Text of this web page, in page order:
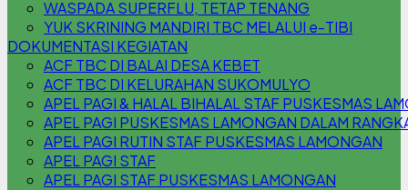
WASPADA SUPERFLU, TETAP TENANG
YUK SKRINING MANDIRI TBC MELALUI e-TIBI
DOKUMENTASI KEGIATAN
ACF TBC DI BALAI DESA KEBET
ACF TBC DI KELURAHAN SUKOMULYO
APEL PAGI & HALAL BIHALAL STAF PUSKESMAS
APEL PAGI PUSKESMAS LAMONGAN DALAM
APEL PAGI RUTIN STAF PUSKESMAS LAMONGAN
APEL PAGI STAF
APEL PAGI STAF PUSKESMAS LAMONGAN